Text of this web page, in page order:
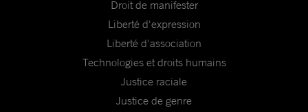
Droit de manifester
Liberté d'expression
Liberté d'association
Technologies et droits humains
Justice raciale
Justice de genre